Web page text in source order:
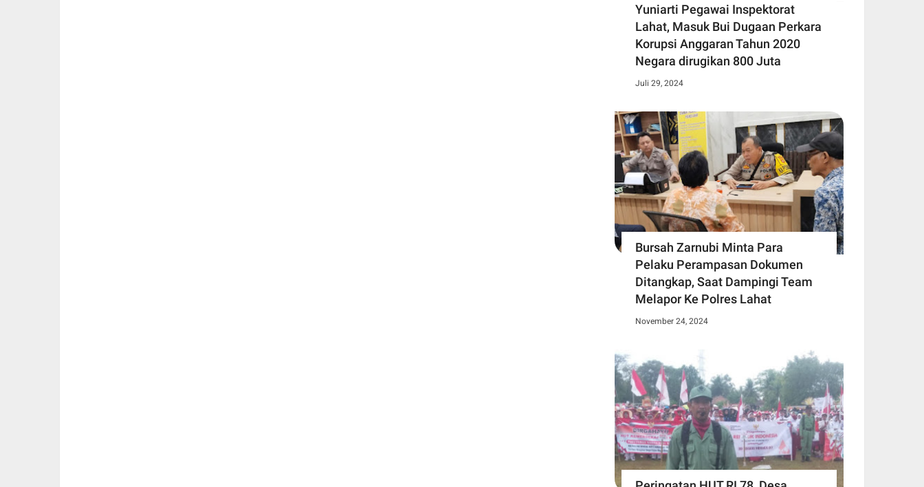
Yuniarti Pegawai Inspektorat
Lahat, Masuk Bui Dugaan Perkara
Korupsi Anggaran Tahun 2020
Negara dirugikan 800 Juta
Juli 29, 2024
Bursah Zarnubi Minta Para
Pelaku Perampasan Dokumen
Ditangkap, Saat Dampingi Team
Melapor Ke Polres Lahat
November 24, 2024